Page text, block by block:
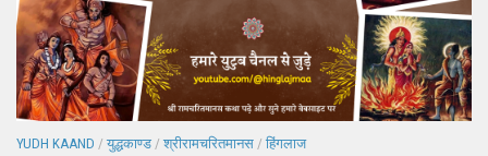
YUDH KAAND / युद्धकाण्ड / श्रीरामचरितमानस / हिंगलाज